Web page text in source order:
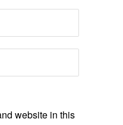
website in this